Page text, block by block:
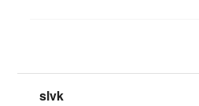
slvk